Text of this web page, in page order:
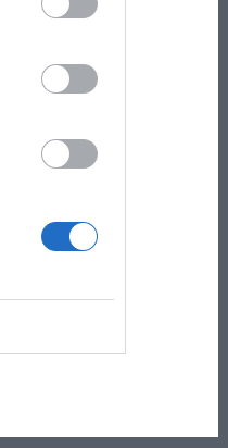
ramach
DALEJ
NA